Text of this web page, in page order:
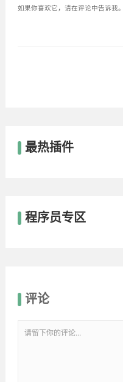
如果你喜欢它，请在评论中告诉我
最热插件
程序员专区
评论